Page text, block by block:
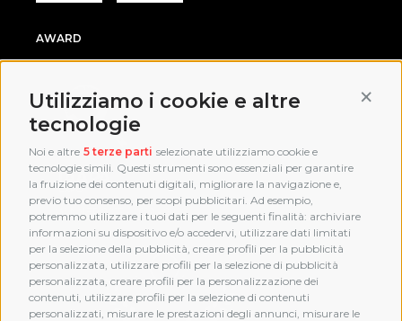
Utilizziamo i cookie e altre
tecnologie
Noi e altre 5 terze parti selezionate utilizziamo cookie e
tecnologie simili. Questi strumenti sono essenziali per garantire
la fruizione dei contenuti digitali, migliorare la navigazione e,
previo tuo consenso, per scopi pubblicitari. Ad esempio,
potremmo utilizzare i tuoi dati per le seguenti finalità: archiviare
informazioni su dispositivo e/o accedervi, utilizzare dati limitati
per la selezione della pubblicità, creare profili per la pubblicità
personalizzata, utilizzare profili per la selezione di pubblicità
personalizzata, creare profili per la personalizzazione dei
contenuti, utilizzare profili per la selezione di contenuti
personalizzati, misurare le prestazioni degli annunci, misurare le
AWARD